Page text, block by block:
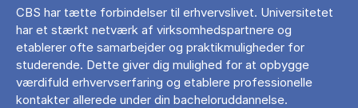
CBS har tætte forbindelser til erhvervslivet. Universitetet
har et stærkt netværk af virksomhedspartnere og
etablerer ofte samarbejder og praktikmuligheder for
studerende. Dette giver dig mulighed for at opbygge
værdifuld erhvervserfaring og etablere professionelle
kontakter allerede under din bacheloruddannelse.